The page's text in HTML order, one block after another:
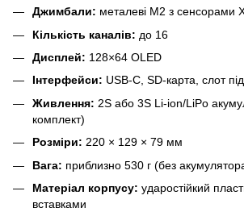
Джимбали: металеві M2 з сенсорами
Кількість каналів: до 16
Дисплей: 128×64 OLED
Інтерфейси: USB-C, SD-карта, слот
Живлення: 2S або 3S Li-ion/LiPo
комплект)
Розміри: 220 × 129 × 79 мм
Вага: приблизно 530 г (без
Матеріал корпусу: ударостійкий
вставками